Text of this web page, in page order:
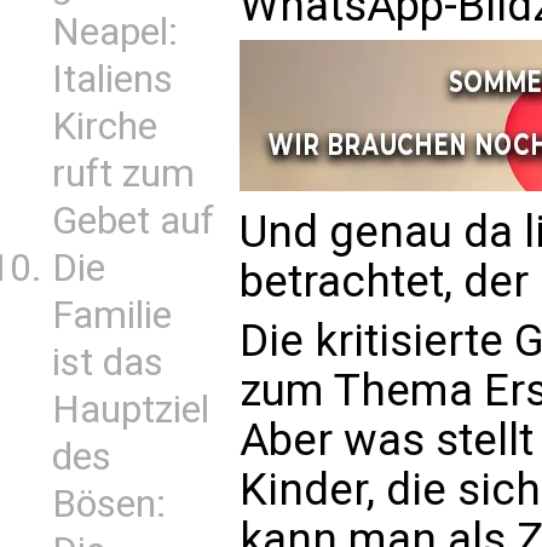
Neapel:
Italiens
Kirche
ruft zum
Gebet auf
Die
Familie
ist das
Hauptziel
des
Bösen:
Und genau da
betrachtet,
Die kritisierte
zum Thema
Aber was
Kinder, die